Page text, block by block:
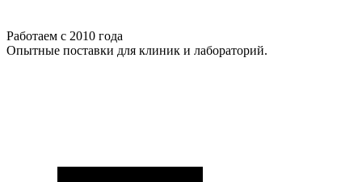
Работаем с 2010 года
Опытные поставки для клиник и лабораторий.